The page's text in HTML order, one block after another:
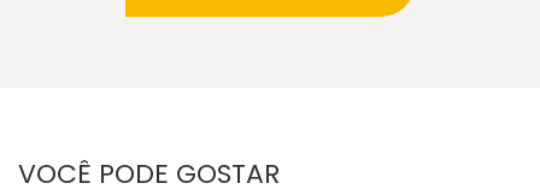
VOCÊ PODE GOSTAR